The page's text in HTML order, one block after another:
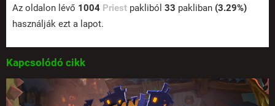
Az oldalon lévő 1004 Priest pakliból 33 pakliban (3.29%)
használják ezt a lapot.
Kapcsolódó cikk